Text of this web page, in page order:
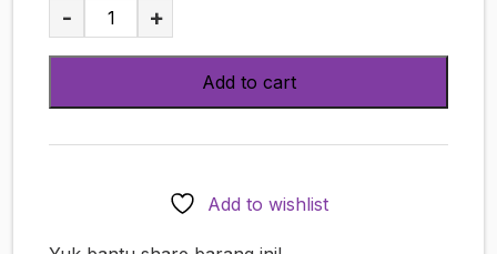
Parody]
(MATSURI
A
- +
Add to cart
Add to wishlist